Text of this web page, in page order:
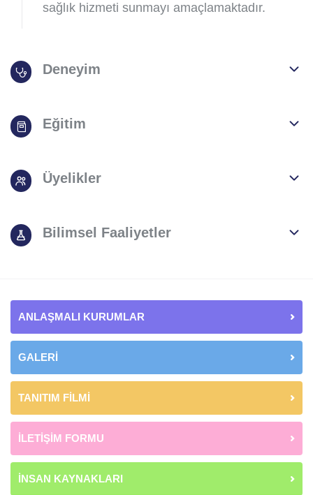
sağlık hizmeti sunmayı amaçlamaktadır.
Deneyim
Eğitim
Üyelikler
Bilimsel Faaliyetler
ANLAŞMALI KURUMLAR
GALERİ
TANITIM FİLMİ
İLETİŞİM FORMU
İNSAN KAYNAKLARI